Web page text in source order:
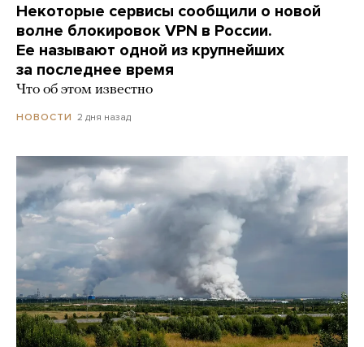
Некоторые сервисы сообщили о новой
волне блокировок VPN в России.
Ее называют одной из крупнейших
за последнее время
Что об этом известно
НОВОСТИ 2 дня назад